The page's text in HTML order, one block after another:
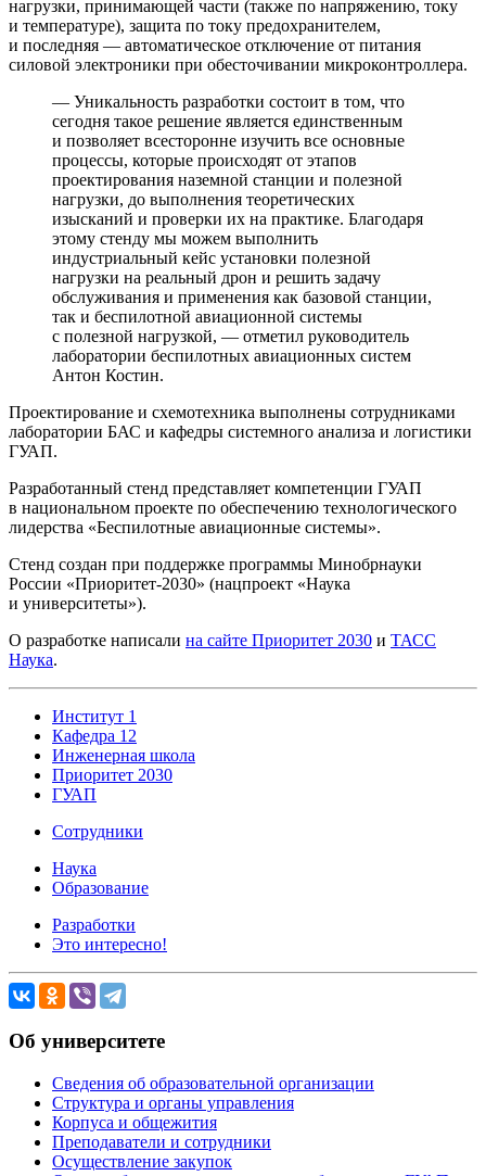
нагрузки, принимающей части (также по напряжению, току
и температуре), защита по току предохранителем,
и последняя — автоматическое отключение от питания
силовой электроники при обесточивании микроконтроллера.
— Уникальность разработки состоит в том, что
сегодня такое решение является единственным
и позволяет всесторонне изучить все основные
процессы, которые происходят от этапов
проектирования наземной станции и полезной
нагрузки, до выполнения теоретических
изысканий и проверки их на практике. Благодаря
этому стенду мы можем выполнить
индустриальный кейс установки полезной
нагрузки на реальный дрон и решить задачу
обслуживания и применения как базовой станции,
так и беспилотной авиационной системы
с полезной нагрузкой, — отметил руководитель
лаборатории беспилотных авиационных систем
Антон Костин.
Проектирование и схемотехника выполнены сотрудниками
лаборатории БАС и кафедры системного анализа и логистики
ГУАП.
Разработанный стенд представляет компетенции ГУАП
в национальном проекте по обеспечению технологического
лидерства «Беспилотные авиационные системы».
Стенд создан при поддержке программы Минобрнауки
России «Приоритет-2030» (нацпроект «Наука
и университеты»).
О разработке написали на сайте Приоритет 2030 и ТАСС
Наука.
Институт 1
Кафедра 12
Инженерная школа
Приоритет 2030
ГУАП
Сотрудники
Наука
Образование
Разработки
Это интересно!
Об университете
Сведения об образовательной организации
Структура и органы управления
Корпуса и общежития
Преподаватели и сотрудники
Осуществление закупок